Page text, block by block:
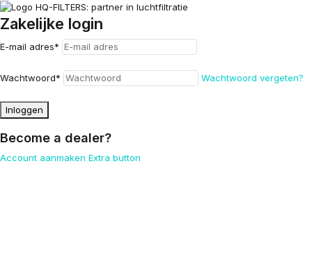
Zakelijke login
E-mail adres*
Wachtwoord* Wachtwoord vergeten?
Inloggen
Become a dealer?
Account aanmaken Extra button